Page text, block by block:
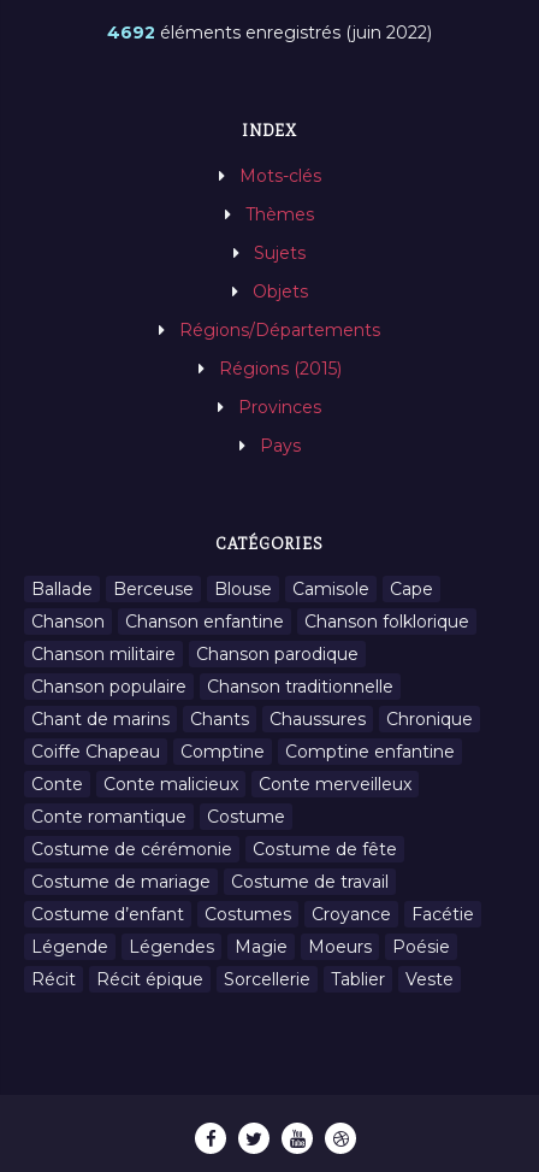
4692 éléments enregistrés (juin 2022)
INDEX
Mots-clés
Thèmes
Sujets
Objets
Régions/Départements
Régions (2015)
Provinces
Pays
CATÉGORIES
Ballade Berceuse Blouse Camisole
Cape
Chanson
Chanson enfantine
Chanson folklorique
Chanson militaire
Chanson parodique
Chanson populaire
Chanson traditionnelle
Chant de marins
Chants Chaussures
Chronique
Coiffe Chapeau
Comptine
Comptine enfantine
Conte
Conte malicieux
Conte merveilleux
Conte romantique
Costume
Costume de cérémonie
Costume de fête
Costume de mariage
Costume de travail
Costume d’enfant
Costumes Croyance
Facétie
Légende
Légendes Magie Moeurs
Poésie
Récit
Récit épique Sorcellerie Tablier Veste